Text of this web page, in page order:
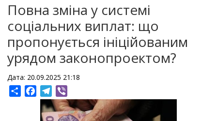
Повна зміна у системі
соціальних виплат: що
пропонується ініційованим
урядом законопроектом?
Дата: 20.09.2025 21:18
ShareFacebookTelegram